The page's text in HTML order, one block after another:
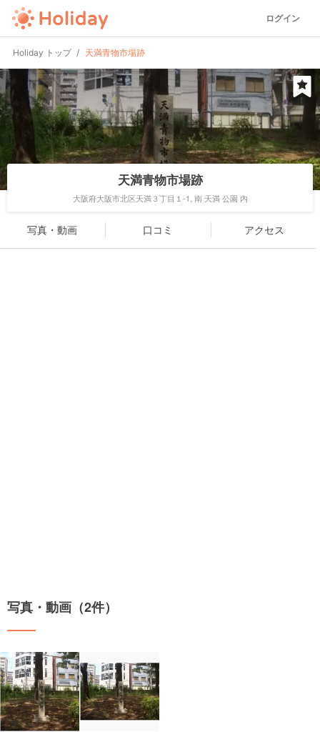
ログイン
Holiday トップ 天満青物市場跡
天満青物市場跡
大阪府大阪市北区天満３丁目１-1, 南 天満 公園 内
写真・動画 口コミ アクセス
写真・動画（2件）